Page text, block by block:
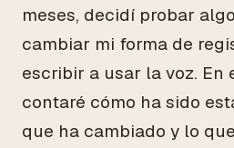
meses, decidí probar
cambiar mi forma de
escribir a usar la voz. En
contaré cómo ha sido
que ha cambiado y lo